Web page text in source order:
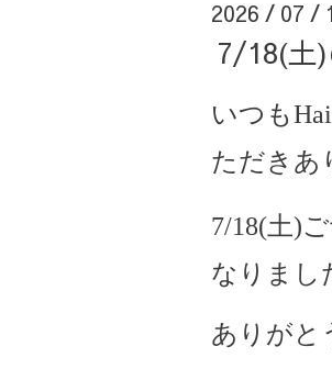
2026 / 07 /
7/18(土)
いつも
ただきあ
7/18(土)
なりまし
ありがと